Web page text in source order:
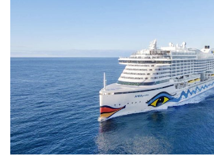
Aussenkabine
Außenkabine-[MD]